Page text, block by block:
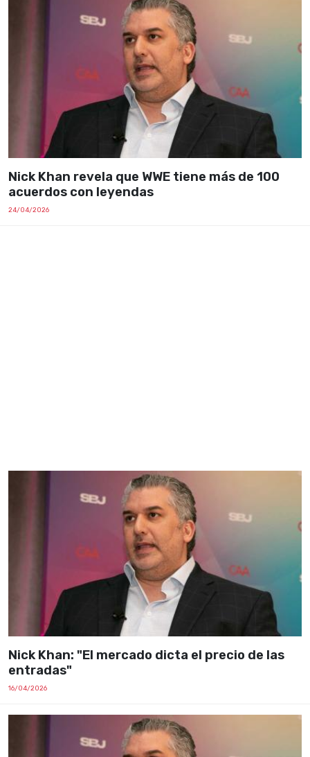
Nick Khan revela que WWE tiene más de 100
acuerdos con leyendas
24/04/2026
Nick Khan: "El mercado dicta el precio de las
entradas"
16/04/2026